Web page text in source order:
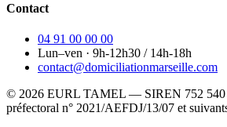
Contact
04 91 00 00 00
Lun–ven · 9h-12h30 / 14h-18h
contact@domiciliationmarseille.com
© 2026 EURL TAMEL — SIREN 752
préfectoral n° 2021/AEFDJ/13/07 et